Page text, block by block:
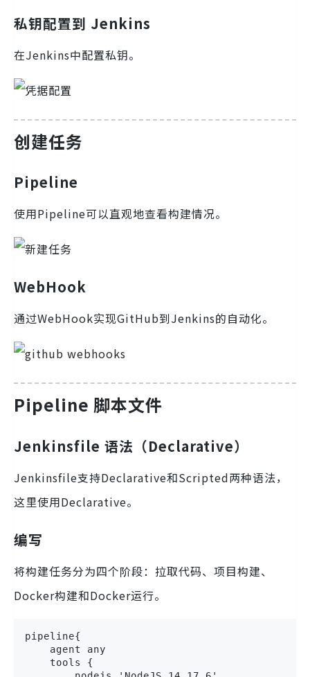
私钥配置到 Jenkins
在Jenkins中配置私钥。
创建任务
Pipeline
使用Pipeline可以直观地查看构建情况。
WebHook
通过WebHook实现GitHub到Jenkins的自动化。
Pipeline 脚本文件
Jenkinsfile 语法（Declarative）
Jenkinsfile支持Declarative和Scripted两种语法，
这里使用Declarative。
编写
将构建任务分为四个阶段：拉取代码、项目构建、
Docker构建和Docker运行。
pipeline{
    agent any
    tools {